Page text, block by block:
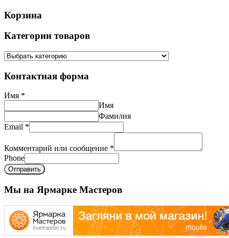
Корзина
Категории товаров
Контактная форма
Имя *
Имя
Фамилия
Email *
Комментарий или сообщение *
Phone
Отправить
Мы на Ярмарке Мастеров